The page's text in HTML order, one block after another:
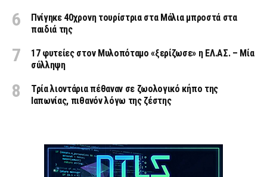
Πνίγηκε 40χρονη τουρίστρια στα Μάλια μπροστά στα
παιδιά της
17 φυτείες στον Μυλοπόταμο «ξερίζωσε» η ΕΛ.ΑΣ. – Μία
σύλληψη
Τρία λιοντάρια πέθαναν σε ζωολογικό κήπο της
Ιαπωνίας, πιθανόν λόγω της ζέστης